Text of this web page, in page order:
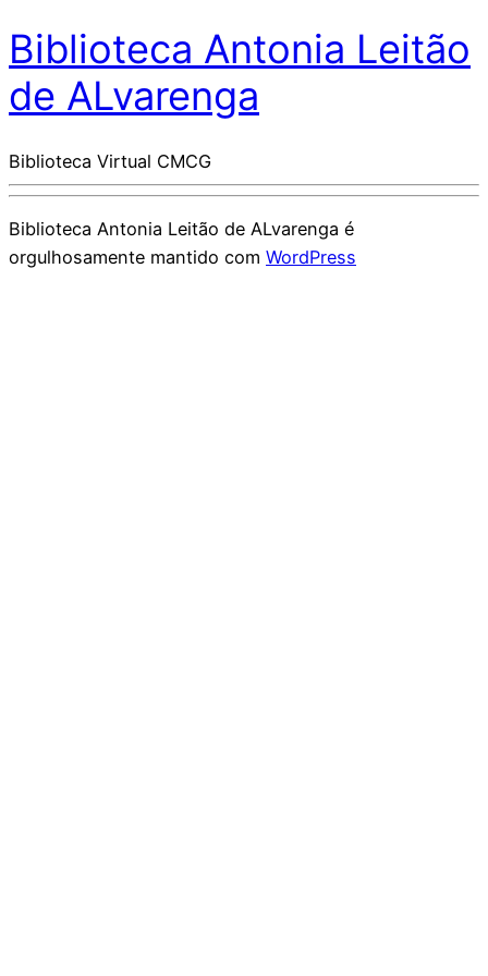
Biblioteca Antonia Leitão
de ALvarenga
Biblioteca Virtual CMCG
Biblioteca Antonia Leitão de ALvarenga é
orgulhosamente mantido com WordPress